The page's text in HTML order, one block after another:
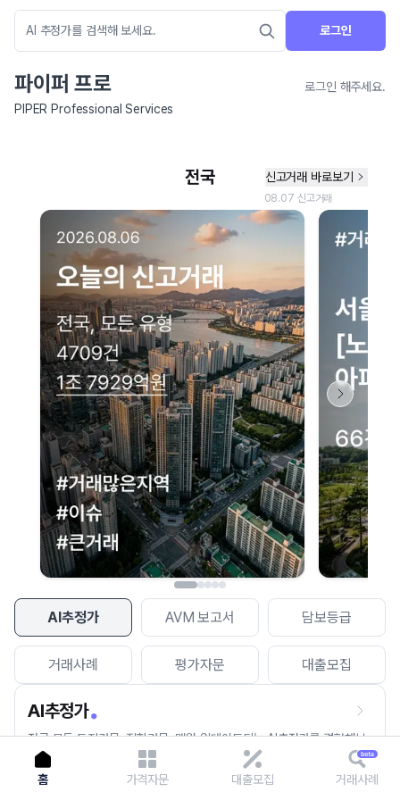
로그인
파이퍼 프로
로그인 해주세요.
PIPER Professional Services
AI추정가 AVM 보고서 담보등급
거래사례 평가자문 대출모집
AI추정가
전국 모든 토지건물, 집합건물, 매월 업데이트되는 AI추정가를 경험해보
세요.
네이버 지도 연결 안내
현재 네이버 지도 연결이 원활하지 않아 지도를 불러올 수 없습니다.
이용에 불편을 드려 죄송합니다.
다시 시도
홈 가격자문 대출모집 거래사례